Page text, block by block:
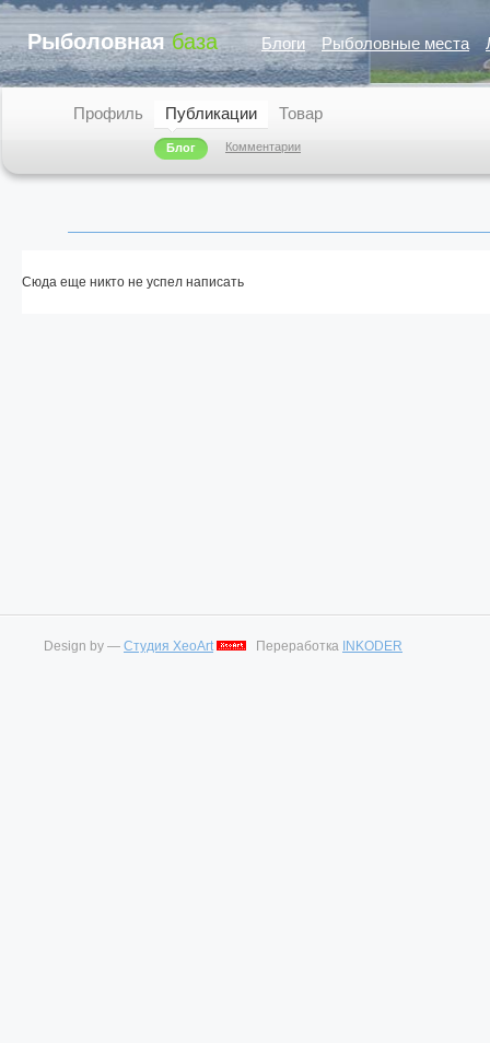
Рыболовная база Блоги Рыболовные места
Профиль Публикации
Блог Комментарии
Товар
Сюда еще никто не успел написать
Design by — Студия XeoArt Переработка INKODER